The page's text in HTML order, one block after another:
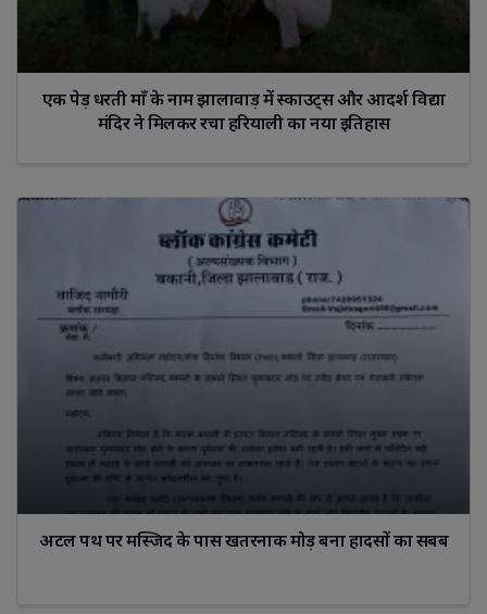
एक पेड़ धरती माँ के नाम झालावाड़ में स्काउट्स और आदर्श विद्या
मंदिर ने मिलकर रचा हरियाली का नया इतिहास
अटल पथ पर मस्जिद के पास खतरनाक मोड़ बना हादसों का सबब